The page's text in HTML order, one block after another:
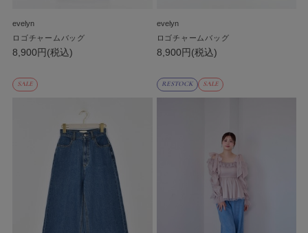
evelyn
ロゴチャームバッグ
8,900円(税込)
evelyn
ロゴチャームバッグ
8,900円(税込)
SALE RESTOCK SALE